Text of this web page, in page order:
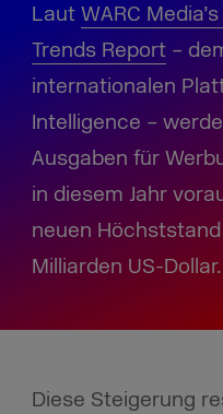
Laut WARC
Trends Report–
internationalen
Intelligence –
Ausgaben für
in diesem Jahr
neuen
Milliarden US-Dollar.
Diese Steigerung